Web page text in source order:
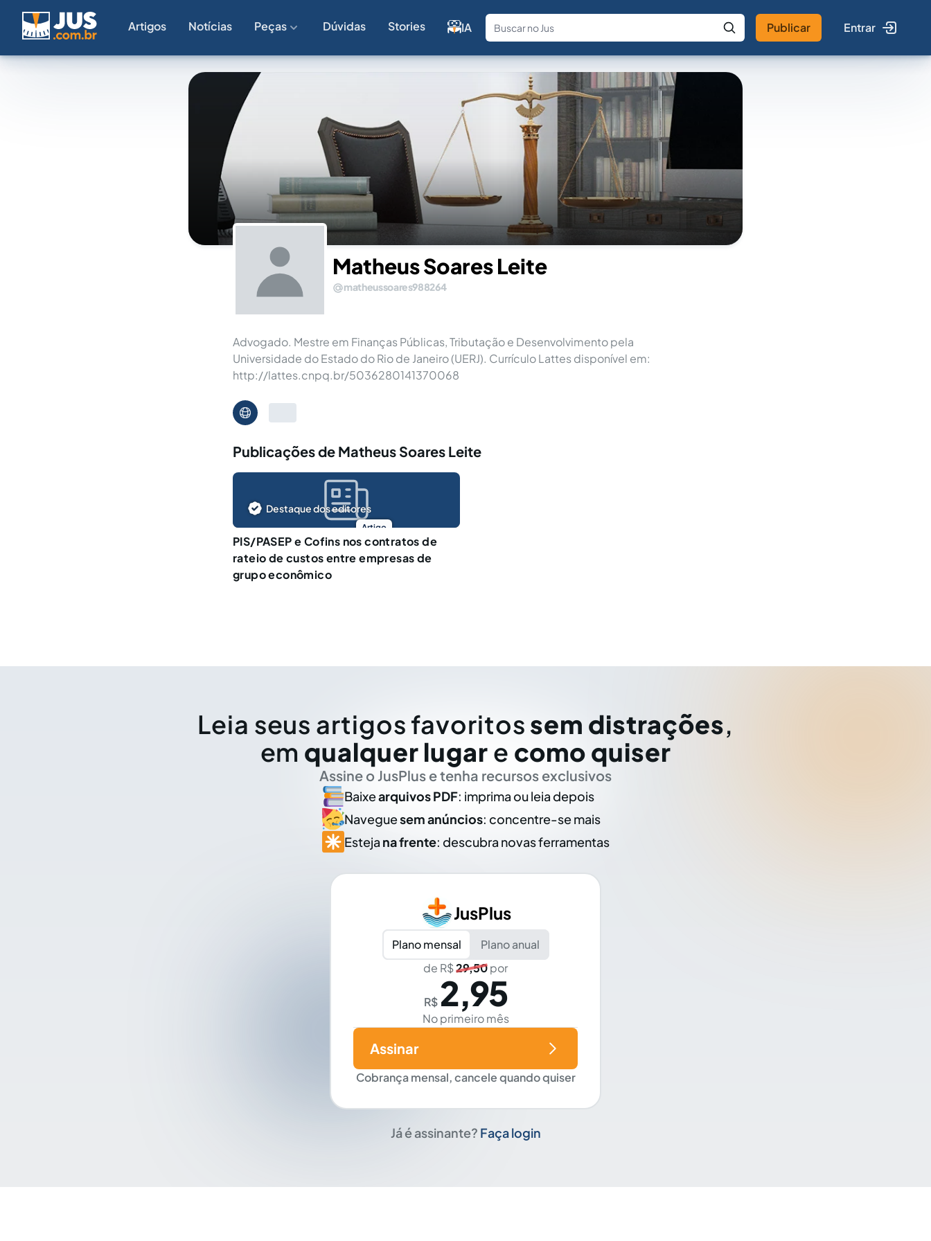
Artigos Notícias Peças Dúvidas Stories IA
Fale com a IA Buscar no Jus
Publicar Entrar
Matheus Soares Leite
matheussoares988264
Advogado. Mestre em Finanças Públicas, Tributação e Desenvolvimento pela
Universidade do Estado do Rio de Janeiro (UERJ). Currículo Lattes disponível em:
http://lattes.cnpq.br/5036280141370068
Publicações de Matheus Soares Leite
Artigo
Destaque dos editores
PIS/PASEP e Cofins nos contratos de
rateio de custos entre empresas de
grupo econômico
Leia seus artigos favoritos sem distrações,
em qualquer lugar e como quiser
Assine o JusPlus e tenha recursos exclusivos
Baixearquivos PDF: imprima ou leia depois
Naveguesem anúncios: concentre-se mais
Esteja na frente: descubra novas ferramentas
JusPlus
Plano mensal
Plano anual
de R$29,50por
R$ 2,95
No primeiro mês
Cobrança mensal, cancele quando quiser
Assinar
Já é assinante? Faça login